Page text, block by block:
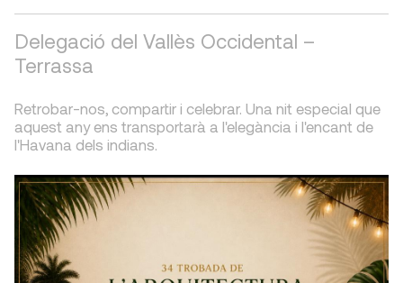
Delegació del Vallès Occidental –
Terrassa
Retrobar-nos, compartir i celebrar. Una nit especial que
aquest any ens transportarà a l'elegància i l'encant de
l'Havana dels indians.